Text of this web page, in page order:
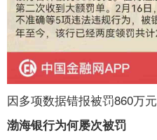
因多项数据错报被罚860万元
渤海银行为何屡次被罚